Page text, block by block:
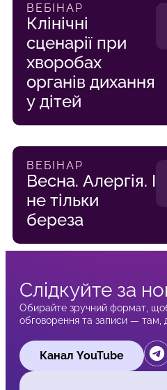
ВЕБІНАР
Клінічні
сценарії при
хворобах
органів дихання
у дітей
ВЕБІНАР
Весна. Алергія. І
не тільки
береза
Слідкуйте за
Обирайте зручний формат,
обговорення та записи — там,
Канал YouTube